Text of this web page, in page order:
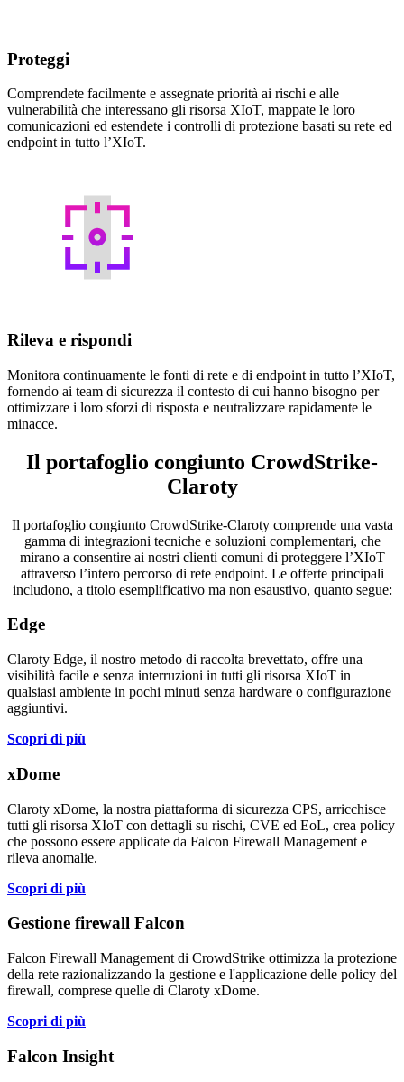
Proteggi
Comprendete facilmente e assegnate priorità ai rischi e alle
vulnerabilità che interessano gli risorsa XIoT, mappate le loro
comunicazioni ed estendete i controlli di protezione basati su rete ed
endpoint in tutto l’XIoT.
Rileva e rispondi
Monitora continuamente le fonti di rete e di endpoint in tutto l’XIoT,
fornendo ai team di sicurezza il contesto di cui hanno bisogno per
ottimizzare i loro sforzi di risposta e neutralizzare rapidamente le
minacce.
Il portafoglio congiunto CrowdStrike-
Claroty
Il portafoglio congiunto CrowdStrike-Claroty comprende una vasta
gamma di integrazioni tecniche e soluzioni complementari, che
mirano a consentire ai nostri clienti comuni di proteggere l’XIoT
attraverso l’intero percorso di rete endpoint. Le offerte principali
includono, a titolo esemplificativo ma non esaustivo, quanto segue:
Edge
Claroty Edge, il nostro metodo di raccolta brevettato, offre una
visibilità facile e senza interruzioni in tutti gli risorsa XIoT in
qualsiasi ambiente in pochi minuti senza hardware o configurazione
aggiuntivi.
Scopri di più
xDome
Claroty xDome, la nostra piattaforma di sicurezza CPS, arricchisce
tutti gli risorsa XIoT con dettagli su rischi, CVE ed EoL, crea policy
che possono essere applicate da Falcon Firewall Management e
rileva anomalie.
Scopri di più
Gestione firewall Falcon
Falcon Firewall Management di CrowdStrike ottimizza la protezione
della rete razionalizzando la gestione e l'applicazione delle policy del
firewall, comprese quelle di Claroty xDome.
Scopri di più
Falcon Insight